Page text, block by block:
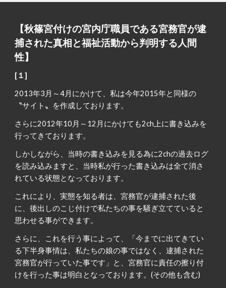
【秋篠宮付けの宮内庁職員である宮務官が逮
捕された真相と福祉活動から判明する人間
性】
[１]
2013年3月～4月にかけて、私は今年2015年と同様の
〝サイト〟を作成しております。
さらに2012年10月～12月にかけても2ch上に書き込みを
行ってきております。
しかしながら、当時の書き込みを見る為に2chの過去ログ
を読み込みますと、当時私が行った書き込みは全て消さ
れている状態となっております。
これにより、実態を知る者は、宮務官が逮捕された後
に、後出しのこじ付けで私たちの事を騒ぎ立てていると
思わせる事ができます。
さらに、これを行う事によって、「今までに出てきてい
る下半身事情は、私たちの娘の事ではなく、逮捕された
宮務官が行っていた事です」と、宮務官に責任の擦り付
けを行った事は明白となっております。(その他も含む)